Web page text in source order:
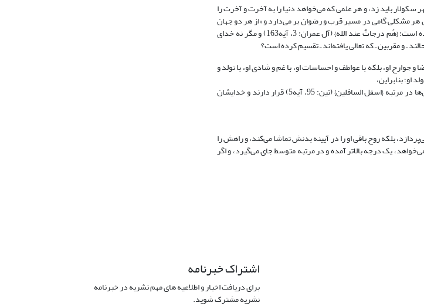
سکولار باید زد، و هر علمی که می‌خواهد دنیا را به آخرت و آخرت را
هر مشکلی گامی در مسیر قرب و رضوان بر می‌دارد و «از هر دو جهان
آزاد است» علم متعالی است. مگر نگفته‌اند: «راه‌ها به سوی خدا به شمار نفس‌های مردم است، و مگر خدا نفرموده است: {هُم درجاتٌ عند الله} (آل عمران: 3، آیه163) و مگر نه خدای
ـ و مقربین ـ که تعالی یافته‌اند ـ تقسیم کرده است؟
او، بلکه با عواطف و احساسات او، با غم و شادی او، با تولد و
او؛ بنابراین،
اگر نگاهش به انسان، نگاه سکولاریستی و تاجرانه و دنیوی است، علمی است متسافل، و همانگونه که برخی انسان‌ها در مرتبه {اسفل السافلین} (تین: 95، آیه5) قرار دارند و خدایشان
بلکه روح باقی او را در آیینه بدنش تماشا می‌کند، و راهش را
یک درجه بالاتر آمده و در مرتبه متوسط جای می‌گیرد، و اگر
اشتراک خبرنامه
برای دریافت اخبار و اطلاعیه های مهم نشریه در خبرنامه
نشریه مشترک شوید.